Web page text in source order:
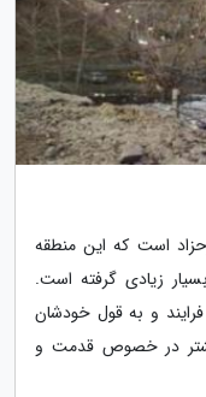
است که این منطقه
زیادی گرفته است.
و به قول خودشان
در خصوص قدمت و